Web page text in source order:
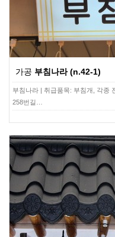
가공 부침나라 (n.42-1)
부침나라 | 취급품목: 부침개, 각종
258번길…